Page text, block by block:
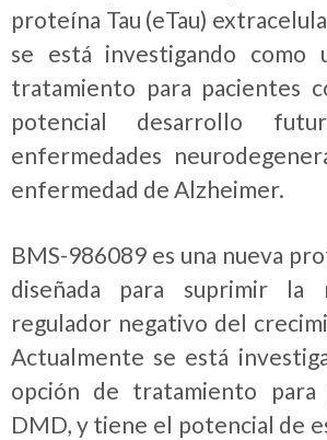
proteína Tau (eTau)
se está investigando como
tratamiento para pacientes
potencial desarrollo
enfermedades
enfermedad de Alzheimer.
BMS-986089 es una nueva
diseñada para suprimir la
regulador negativo del
Actualmente se está
opción de tratamiento para
DMD, y tiene el potencial de